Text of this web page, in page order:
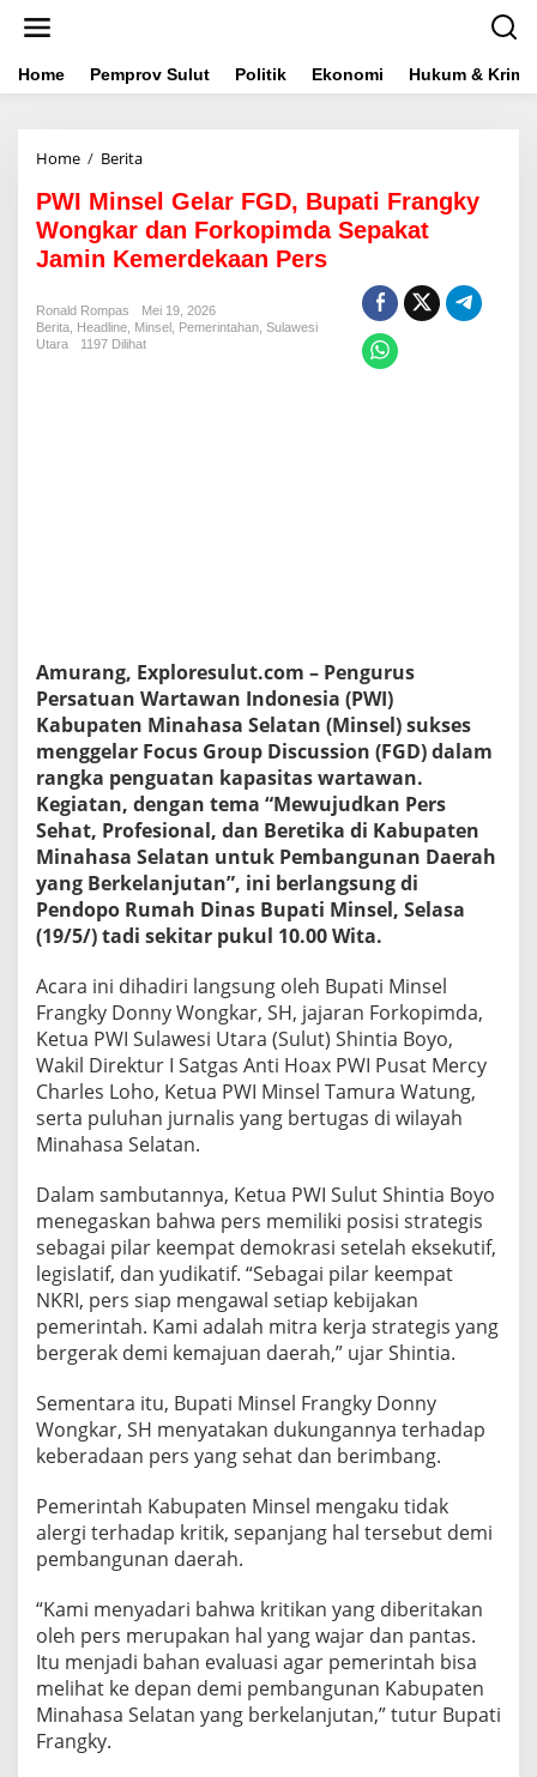
t
Home Pemprov Sulut Politik Ekonomi Hukum &
Home / Berita
I
M
n
e
l
G
F
r
a
n
g
k
y
W
o
n
g
k
a
d
a
n
F
o
r
o
p
m
d
S
e
p
k
a
J
a
m
n
K
e
m
r
e
k
a
a
PWI Minsel Gelar FGD, Bupati Frangky
Wongkar dan Forkopimda Sepakat
Jamin Kemerdekaan Pers
Ronald Rompas
Mei 19, 2026
Berita Headline Minsel Pemerintahan Sulawesi
Utara
1197 Dilihat
Amurang, Exploresulut.com – Pengurus
Persatuan Wartawan Indonesia (PWI)
Kabupaten Minahasa Selatan (Minsel) sukses
menggelar Focus Group Discussion (FGD) dalam
rangka penguatan kapasitas wartawan.
Kegiatan, dengan tema “Mewujudkan Pers
Sehat, Profesional, dan Beretika di Kabupaten
Minahasa Selatan untuk Pembangunan Daerah
yang Berkelanjutan”, ini berlangsung di
Pendopo Rumah Dinas Bupati Minsel, Selasa
(19/5/) tadi sekitar pukul 10.00 Wita.
Acara ini dihadiri langsung oleh Bupati Minsel
Frangky Donny Wongkar, SH, jajaran Forkopimda,
Ketua PWI Sulawesi Utara (Sulut) Shintia Boyo,
Wakil Direktur I Satgas Anti Hoax PWI Pusat Mercy
Charles Loho, Ketua PWI Minsel Tamura Watung,
serta puluhan jurnalis yang bertugas di wilayah
Minahasa Selatan.
Dalam sambutannya, Ketua PWI Sulut Shintia Boyo
menegaskan bahwa pers memiliki posisi strategis
sebagai pilar keempat demokrasi setelah eksekutif,
legislatif, dan yudikatif. “Sebagai pilar keempat
NKRI, pers siap mengawal setiap kebijakan
pemerintah. Kami adalah mitra kerja strategis yang
bergerak demi kemajuan daerah,” ujar Shintia.
Sementara itu, Bupati Minsel Frangky Donny
Wongkar, SH menyatakan dukungannya terhadap
keberadaan pers yang sehat dan berimbang.
Pemerintah Kabupaten Minsel mengaku tidak
alergi terhadap kritik, sepanjang hal tersebut demi
pembangunan daerah.
“Kami menyadari bahwa kritikan yang diberitakan
oleh pers merupakan hal yang wajar dan pantas.
Itu menjadi bahan evaluasi agar pemerintah bisa
melihat ke depan demi pembangunan Kabupaten
Minahasa Selatan yang berkelanjutan,” tutur Bupati
Frangky.